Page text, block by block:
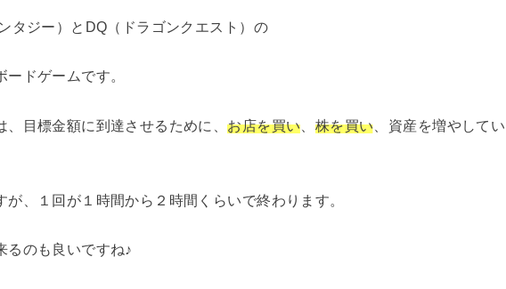
タジー）とDQ（ドラゴンクエスト）の
ドゲームです。
、目標金額に到達させるために、お店を買い 株を買い 、資産を増やしてい
が、１回が１時間から２時間くらいで終わります。
るのも良いですね♪